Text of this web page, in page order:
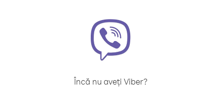
Încă nu aveți Viber?